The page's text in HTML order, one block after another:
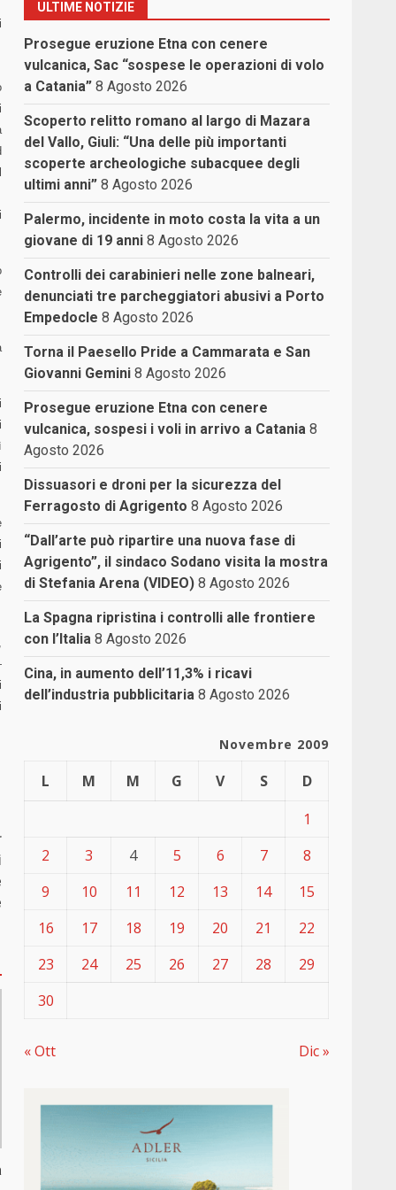
ULTIME NOTIZIE
Prosegue eruzione Etna con cenere
vulcanica, Sac “sospese le operazioni di volo
a Catania” 8 Agosto 2026
Scoperto relitto romano al largo di Mazara
del Vallo, Giuli: “Una delle più importanti
scoperte archeologiche subacquee degli
ultimi anni” 8 Agosto 2026
Palermo, incidente in moto costa la vita a un
giovane di 19 anni 8 Agosto 2026
Controlli dei carabinieri nelle zone balneari,
denunciati tre parcheggiatori abusivi a Porto
Empedocle 8 Agosto 2026
Torna il Paesello Pride a Cammarata e San
Giovanni Gemini 8 Agosto 2026
Prosegue eruzione Etna con cenere
vulcanica, sospesi i voli in arrivo a Catania 8
Agosto 2026
Dissuasori e droni per la sicurezza del
Ferragosto di Agrigento 8 Agosto 2026
“Dall’arte può ripartire una nuova fase di
Agrigento”, il sindaco Sodano visita la mostra
di Stefania Arena (VIDEO) 8 Agosto 2026
La Spagna ripristina i controlli alle frontiere
con l’Italia 8 Agosto 2026
Cina, in aumento dell’11,3% i ricavi
dell’industria pubblicitaria 8 Agosto 2026
Novembre 2009
L M M G V S
D
1
2
3 4 5 6 7
8
9
10 11 12 13 14
15
16
17 18 19 20 21
22
23
24 25 26 27 28
29
30
« Ott Dic »